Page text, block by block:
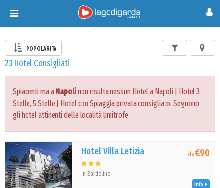
Toggle
navigation
POPOLARITÀ
23 Hotel Consigliati
Spiacenti ma a Napolinon risulta nessun Hotel a Napoli | Hotel 3
Stelle, 5 Stelle | Hotel con Spiaggia privata consigliato. Seguono
gli hotel attinenti delle località limitrofe
Hotel Villa Letizia
in Bardolino
da€90
Info